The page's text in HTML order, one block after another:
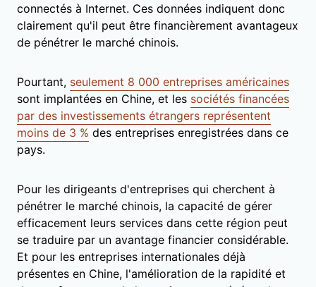
connectés à Internet. Ces données indiquent donc
clairement qu'il peut être financièrement avantageux
de pénétrer le marché chinois.
Pourtant, seulement 8 000 entreprises américaines
sont implantées en Chine, et les sociétés financées
par des investissements étrangers représentent
moins de 3 % des entreprises enregistrées dans ce
pays.
Pour les dirigeants d'entreprises qui cherchent à
pénétrer le marché chinois, la capacité de gérer
efficacement leurs services dans cette région peut
se traduire par un avantage financier considérable.
Et pour les entreprises internationales déjà
présentes en Chine, l'amélioration de la rapidité et